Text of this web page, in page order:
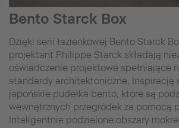
Bento Starck Box
Dzięki serii łazienkowej Bento Starck
projektant Philippe Starck składają
oświadczenie projektowe spełniające
standardy architektoniczne. Inspiracją
japońskie pudełka bento, które są
wewnętrznych przegródek za pomocą
Inteligentnie podzielone obszary